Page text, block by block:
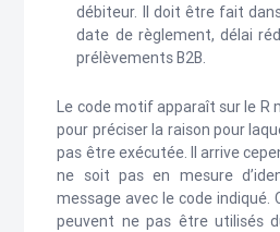
débiteur. Il doit être fait
date de règlement, délai
prélèvements B2B.
Le code motif apparaît sur le R
pour préciser la raison pour
pas être exécutée. Il arrive
ne soit pas en mesure
message avec le code
peuvent ne pas être utilisés